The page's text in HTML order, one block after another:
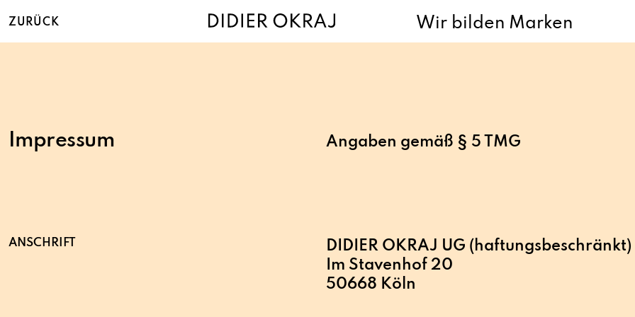
ZURÜCK Wir bilden Marken
Impressum Angaben gemäß § 5 TMG
ANSCHRIFT
DIDIER OKRAJ UG (haftungsbeschränkt)
Im Stavenhof 20
50668 Köln